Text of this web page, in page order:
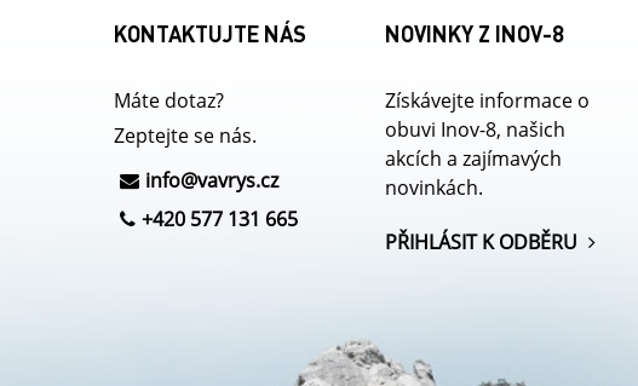
KONTAKTUJTE NÁS
Máte dotaz?
Zeptejte se nás.
info@vavrys.cz
+420 577 131 665
NOVINKY Z INOV-8
Získávejte informace o
obuvi Inov-8, našich
akcích a zajímavých
novinkách.
PŘIHLÁSIT K ODBĚRU